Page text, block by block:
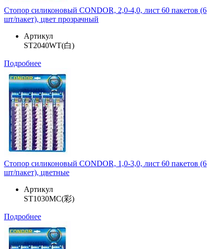
Стопор силиконовый CONDOR, 2,0-4,0, лист 60 пакетов (6
шт/пакет), цвет прозрачный
Артикул
ST2040WT(白)
Подробнее
Стопор силиконовый CONDOR, 1,0-3,0, лист 60 пакетов (6
шт/пакет), цветные
Артикул
ST1030MC(彩)
Подробнее